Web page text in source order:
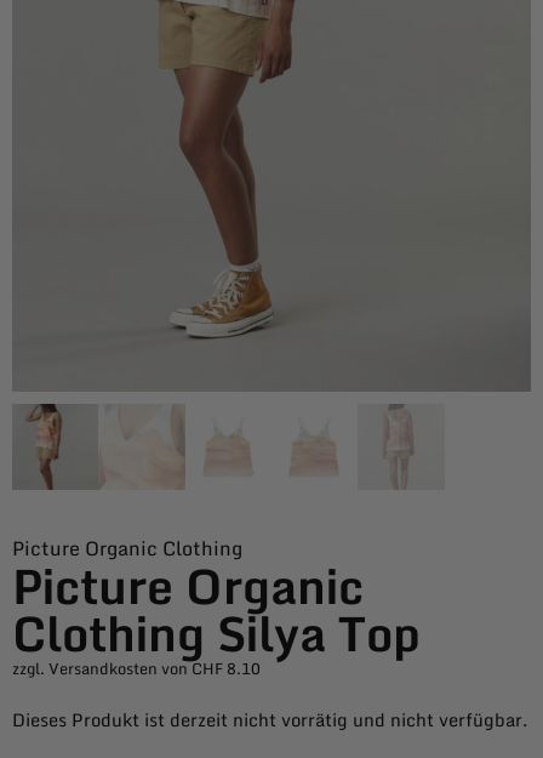
Picture Organic Clothing
Picture Organic
Clothing Silya Top
zzgl. Versandkosten von CHF 8.10
Dieses Produkt ist derzeit nicht vorrätig und nicht verfügbar.